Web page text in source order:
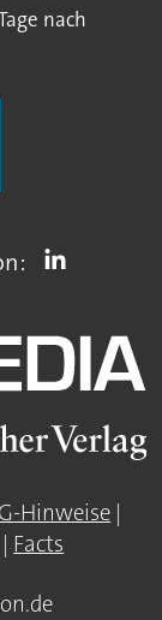
nach
Hinweise |
| Facts